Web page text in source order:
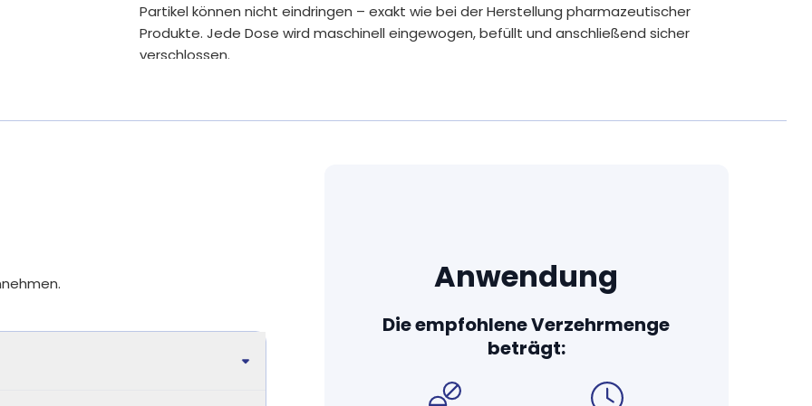
einer normalen Reproduktion bei.
im Blut bei.
bei.
bei.
bei.
Partikel können nicht eindringen – exakt wie bei der Herstellung pharmazeutischer
Produkte. Jede Dose wird maschinell eingewogen, befüllt und anschließend sicher
verschlossen.
Alle Produkte sind so rein wie möglich: die Kraft und Verträglichkeit der Wirkstoffe
stehen im Vordergrund. Fast alle unsere Nahrungsergänzungsmittel sind frei von
Gluten, Laktose und anderen kennzeichnungspflichtigen Allergenen.
Unsere Nahrungsergänzungsmittel werden von unabhängigen und akkreditierten
Anwendung
Die empfohlene Verzehrmenge
beträgt: